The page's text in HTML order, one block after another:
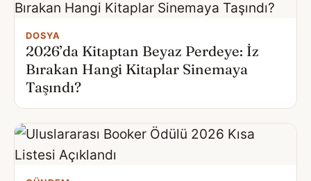
DOSYA
2026’da Kitaptan Beyaz Perdeye: İz
Bırakan Hangi Kitaplar Sinemaya
Taşındı?